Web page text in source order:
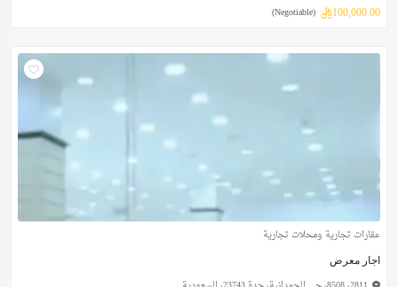
100,000.00ريال (Negotiable)
عقارات تجارية ومحلات تجارية
اجار معرض